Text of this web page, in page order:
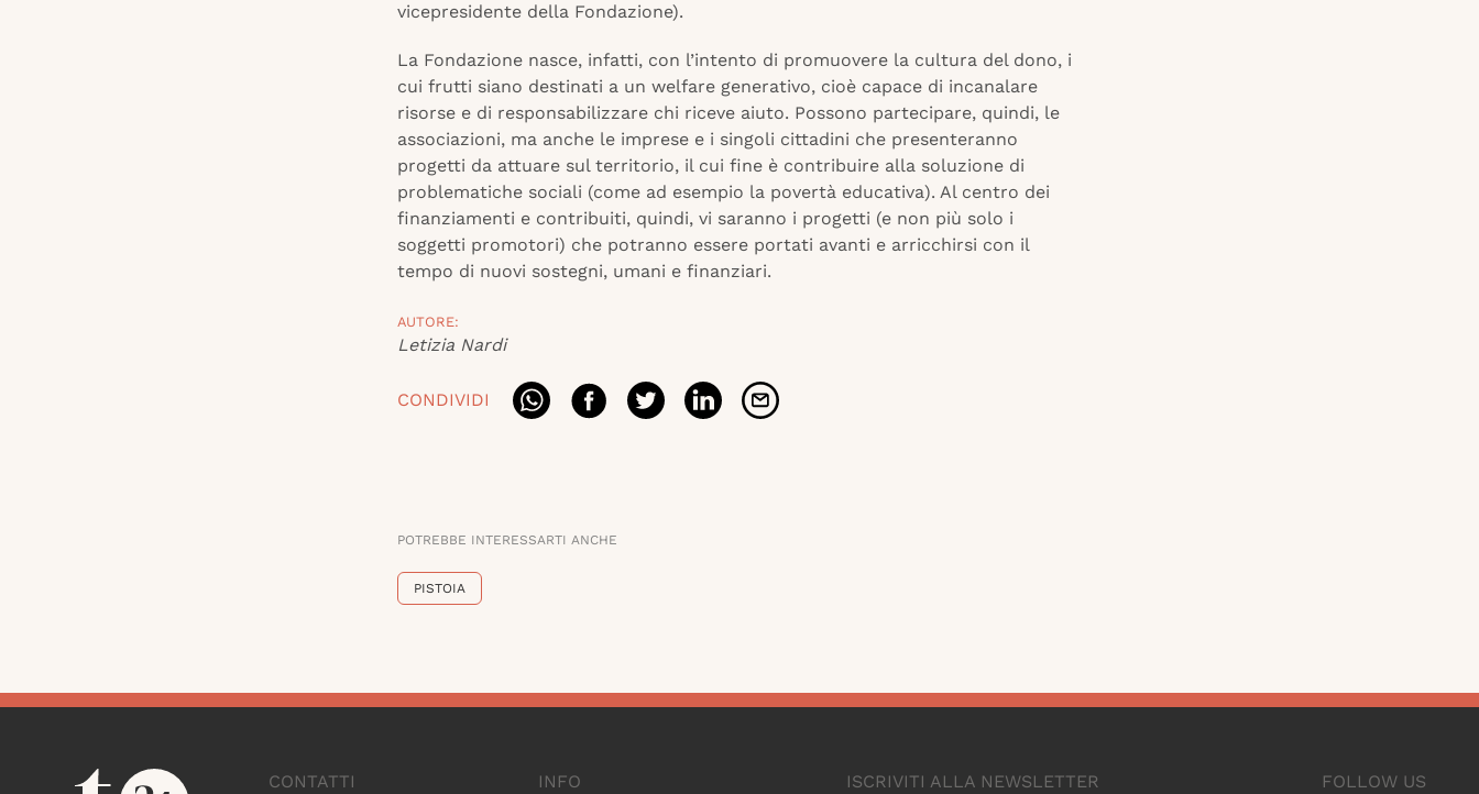
vicepresidente della Fondazione).
La Fondazione nasce, infatti, con l’intento di promuovere la cultura del dono, i
cui frutti siano destinati a un welfare generativo, cioè capace di incanalare
risorse e di responsabilizzare chi riceve aiuto. Possono partecipare, quindi, le
associazioni, ma anche le imprese e i singoli cittadini che presenteranno
progetti da attuare sul territorio, il cui fine è contribuire alla soluzione di
problematiche sociali (come ad esempio la povertà educativa). Al centro dei
finanziamenti e contribuiti, quindi, vi saranno i progetti (e non più solo i
soggetti promotori) che potranno essere portati avanti e arricchirsi con il
tempo di nuovi sostegni, umani e finanziari.
AUTORE:
Letizia Nardi
CONDIVIDI
POTREBBE INTERESSARTI ANCHE
PISTOIA
CONTATTI INFO FOLLOW US
ISCRIVITI ALLA NEWSLETTER